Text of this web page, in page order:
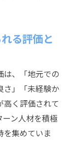
る評価と
は、「地元での
さ」「未経験か
高く評価されて
ン人材を積極
を集めていま